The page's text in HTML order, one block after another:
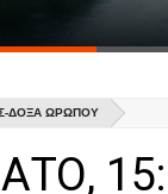
ΔΟΞΑ ΩΡΩΠΟΥ